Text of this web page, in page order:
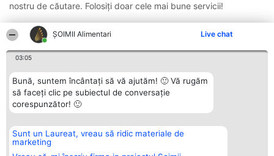
ŞOIMII Alimentari Live chat
03:05
Bună, suntem încântați să vă ajutăm! 🙂 Vă rugăm
să faceți clic pe subiectul de conversație
corespunzător! 🙂
Sunt un Laureat, vreau să ridic materiale de
marketing
nostru de căutare. Folosiți doar cele mai bune servicii!
Organizator Ranking
BRIGHT SOLUTIONS BR SRL
Aleea Timisul De Sus 2 Bl. A30
Plebiscyt
Lista Tuturor
Contact